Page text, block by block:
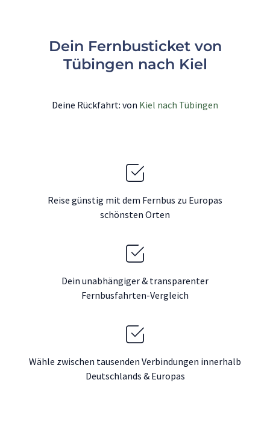
Dein Fernbusticket von
Tübingen nach Kiel
Deine Rückfahrt: von Kiel nach Tübingen
Reise günstig mit dem Fernbus zu Europas
schönsten Orten
Dein unabhängiger & transparenter
Fernbusfahrten-Vergleich
Wähle zwischen tausenden Verbindungen innerhalb
Deutschlands & Europas